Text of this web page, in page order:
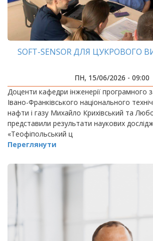
SOFT-SENSOR ДЛЯ ЦУКРОВОГО
ПН, 15/06/2026 - 09:00
Доценти кафедри інженерії програмного
Івано-Франківського національного
нафти і газу Михайло Крихівський та
представили результати наукових
«Теофіпольський ц
Переглянути